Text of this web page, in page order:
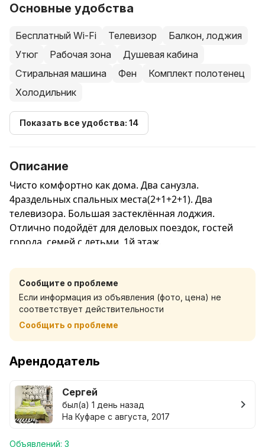
Основные удобства
Бесплатный Wi-Fi Телевизор
Балкон, лоджия
Утюг
Рабочая зона
Душевая кабина
Стиральная машина
Фен
Комплект полотенец
Холодильник
Показать все удобства: 14
Описание
Чисто комфортно как дома. Два санузла.
4раздельных спальных места(2+1+2+1). Два
телевизора. Большая застеклённая лоджия.
Отлично подойдёт для деловых поездок, гостей
города, семей с детьми. 1й этаж.
Для комфортного проживания есть всё.
WiFi. Смарт ТВ, Два душа. Каждому гостю два
полотенца, шампунь, жидкое мыло, чистое белье.
Фен, утюг, гладильная доска, стиральная машина,
микроволновка, посуда, штопор, чай, соль, сахар,
масло.
До исторического центра Могилёва 5 мин на
машине (одна остановка на транспорте) или 15 мин
прогулки.
Минское направление. Рядом торговый центр
Перекресток, магазины, кафе, обменник, остановка.
Сообщите о проблеме
Если информация из объявления (фото, цена) не
соответствует действительности
Сообщить о проблеме
Арендодатель
Сергей
был(а) 1 день назад
На Куфаре с августа, 2017
Объявлений: 3